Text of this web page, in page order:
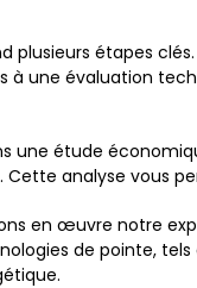
plusieurs étapes
à une évaluation
une étude
Cette analyse vous
en œuvre notre
de pointe,